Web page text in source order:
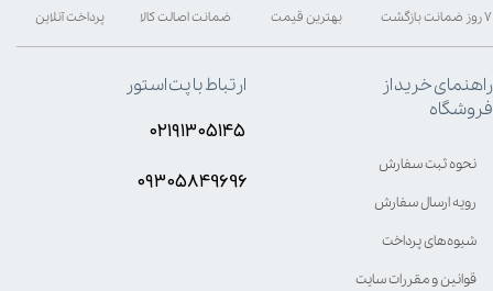
بهترین قیمت پرداخت آنلاین ۷ روز ضمانت بازگشت ضمانت اصالت کالا
راهنمای خرید از
فروشگاه
نحوه ثبت سفارش
رویه ارسال سفارش
شیوه‌های پرداخت
قوانین و مقررات سایت
ارتباط با پت استور
۰۲۱۹۱۳۰۵۱۴۵
۰۹۳۰۵8۴9696